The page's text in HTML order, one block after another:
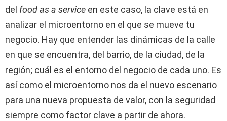
del food as a service en este caso, la clave está en
analizar el microentorno en el que se mueve tu
negocio. Hay que entender las dinámicas de la calle
en que se encuentra, del barrio, de la ciudad, de la
región; cuál es el entorno del negocio de cada uno. Es
así como el microentorno nos da el nuevo escenario
para una nueva propuesta de valor, con la seguridad
siempre como factor clave a partir de ahora.